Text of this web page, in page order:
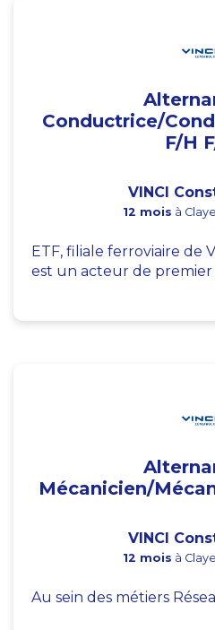
Conductrice/
F/H
VINCI
12 mois à
ETF, filiale ferroviaire de
est un acteur de premier
Mécanicien/
VINCI
12 mois à
Au sein des métiers